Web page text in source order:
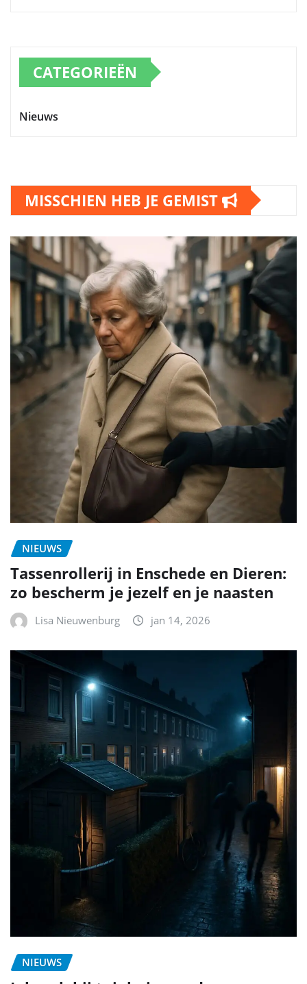
CATEGORIEËN
Nieuws
MISSCHIEN HEB JE GEMIST
NIEUWS
Tassenrollerij in Enschede en Dieren:
zo bescherm je jezelf en je naasten
Lisa Nieuwenburg jan 14, 2026
NIEUWS